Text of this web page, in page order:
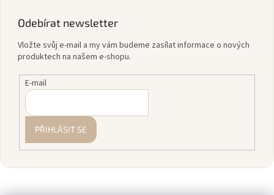
Odebírat newsletter
Vložte svůj e-mail a my vám budeme zasílat informace o nových
produktech na našem e-shopu.
E-mail
PŘIHLÁSIT SE